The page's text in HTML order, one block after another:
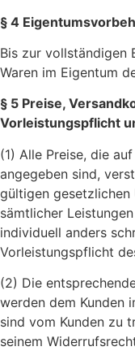
§ 4
Bis zur vollständigen
Waren im Eigentum
§ 5 Preise,
Vorleistungspflicht
(1) Alle Preise, die
angegeben sind,
gültigen gesetzlichen
sämtlicher
individuell anders
Vorleistungspflicht
(2) Die
werden dem Kunden
sind vom Kunden zu
seinem